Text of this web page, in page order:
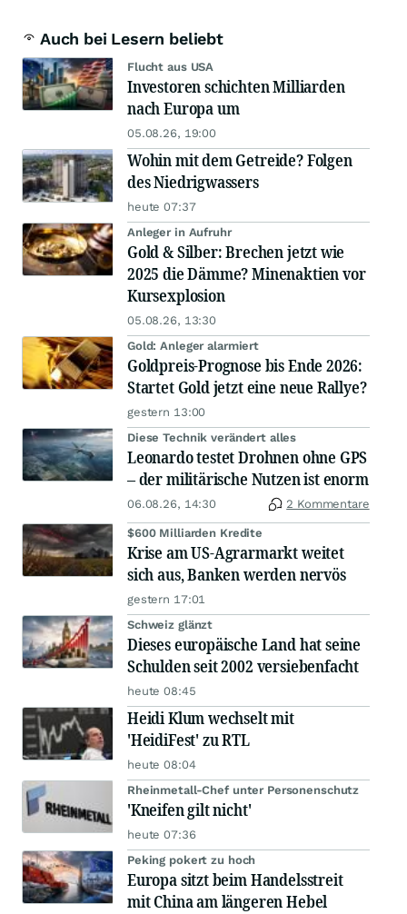
Auch bei Lesern beliebt
Flucht aus USA
Investoren schichten Milliarden
nach Europa um
05.08.26, 19:00
Wohin mit dem Getreide? Folgen
des Niedrigwassers
heute 07:37
Anleger in Aufruhr
Gold & Silber: Brechen jetzt wie
2025 die Dämme? Minenaktien vor
Kursexplosion
05.08.26, 13:30
Gold: Anleger alarmiert
Goldpreis-Prognose bis Ende 2026:
Startet Gold jetzt eine neue Rallye?
gestern 13:00
Diese Technik verändert alles
Leonardo testet Drohnen ohne GPS
– der militärische Nutzen ist enorm
06.08.26, 14:30 2 Kommentare
$600 Milliarden Kredite
Krise am US-Agrarmarkt weitet
sich aus, Banken werden nervös
gestern 17:01
Schweiz glänzt
Dieses europäische Land hat seine
Schulden seit 2002 versiebenfacht
heute 08:45
Heidi Klum wechselt mit
'HeidiFest' zu RTL
heute 08:04
Rheinmetall-Chef unter Personenschutz
'Kneifen gilt nicht'
heute 07:36
Peking pokert zu hoch
Europa sitzt beim Handelsstreit
mit China am längeren Hebel